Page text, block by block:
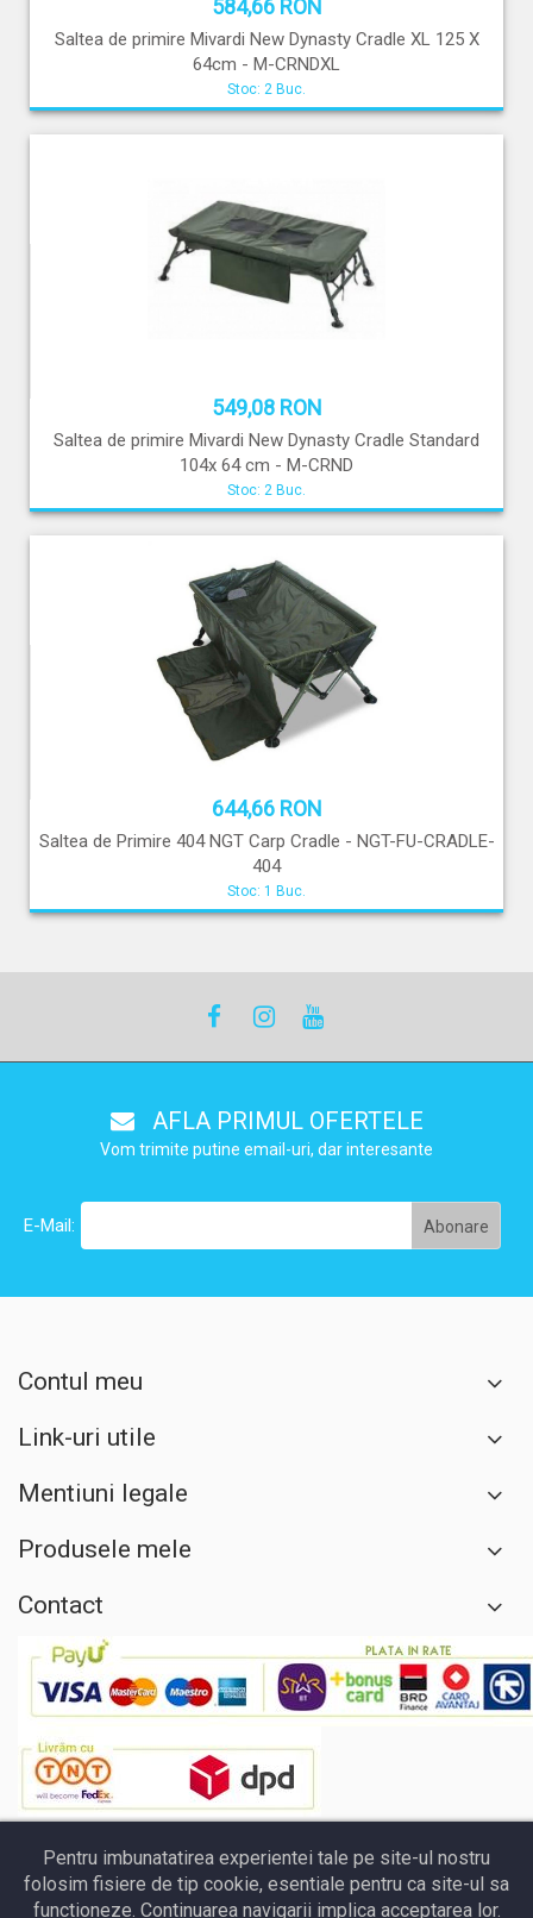
584,66 RON
Saltea de primire Mivardi New Dynasty Cradle XL 125 X
64cm - M-CRNDXL
Stoc: 2 Buc.
549,08 RON
Saltea de primire Mivardi New Dynasty Cradle Standard
104x 64 cm - M-CRND
Stoc: 2 Buc.
644,66 RON
Saltea de Primire 404 NGT Carp Cradle - NGT-FU-CRADLE-
404
Stoc: 1 Buc.
AFLA PRIMUL OFERTELE
Vom trimite putine email-uri, dar interesante
E-Mail:
Contul meu
Link-uri utile
Mentiuni legale
Produsele mele
Contact
Pentru imbunatatirea experientei tale pe site-ul nostru
folosim fisiere de tip cookie, esentiale pentru ca site-ul sa
functioneze. Continuarea navigarii implica acceptarea lor.